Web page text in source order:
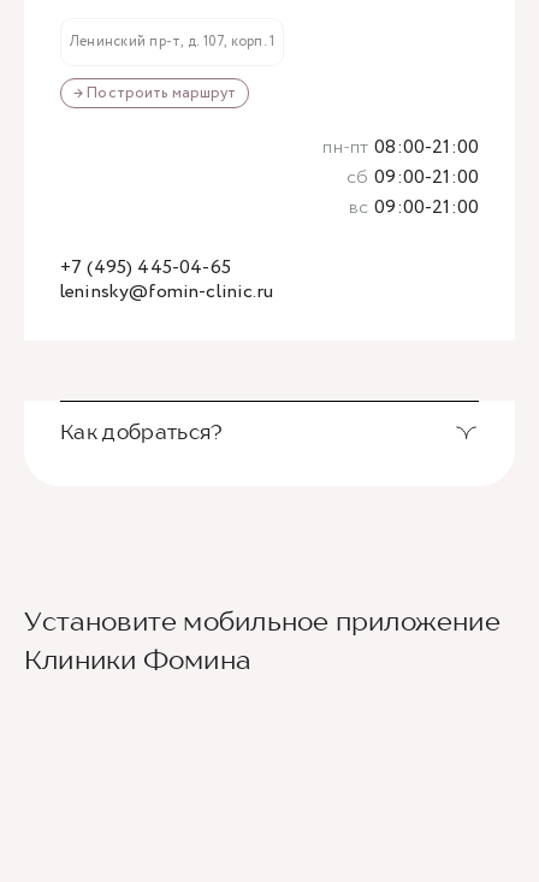
Ленинский пр-т, д. 107, корп. 1
→ Построить маршрут
leninsky@fomin-clinic.ru
+7 (495) 445-04-65
пн-пт 08:00-21:00
сб 09:00-21:00
вс 09:00-21:00
Как добраться?
второй вестибюль, далее направо. По улице
Новаторов движемся прямо, спускаемся по
лестнице и идем вдоль школ (путь лежит между
Установите мобильное приложение
Клиники Фомина